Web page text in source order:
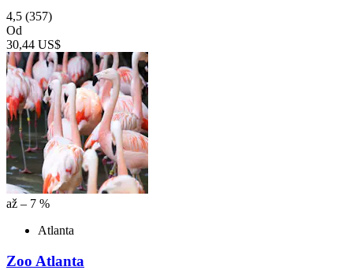
4,5 (357)
Od
30,44 US$
až – 7 %
Atlanta
Zoo Atlanta